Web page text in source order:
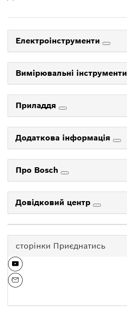
Електроінструменти
Вимірювальні інструменти
Приладдя
Додаткова інформація
Про Bosch
Довідковий центр
сторінки Приєднатись